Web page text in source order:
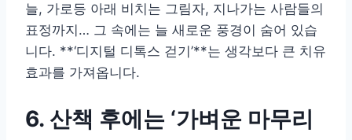
늘, 가로등 아래 비치는 그림자, 지나가는 사람들의
표정까지… 그 속에는 늘 새로운 풍경이 숨어 있습
니다. **‘디지털 디톡스 걷기’**는 생각보다 큰 치유
효과를 가져옵니다.
6. 산책 후에는 ‘가벼운 마무리